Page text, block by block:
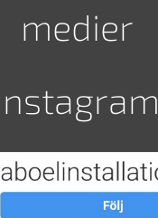
medier